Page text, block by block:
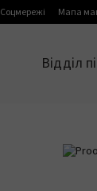
Соцмережі Мапа
Відділ